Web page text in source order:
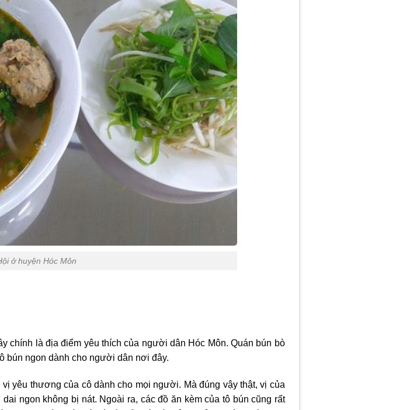
ở huyện Hóc Môn
chính là địa điểm yêu thích của người dân Hóc Môn. Quán bún bò
bún ngon dành cho người dân nơi đây.
yêu thương của cô dành cho mọi người. Mà đúng vậy thật, vị của
ngon không bị nát. Ngoài ra, các đồ ăn kèm của tô bún cũng rất